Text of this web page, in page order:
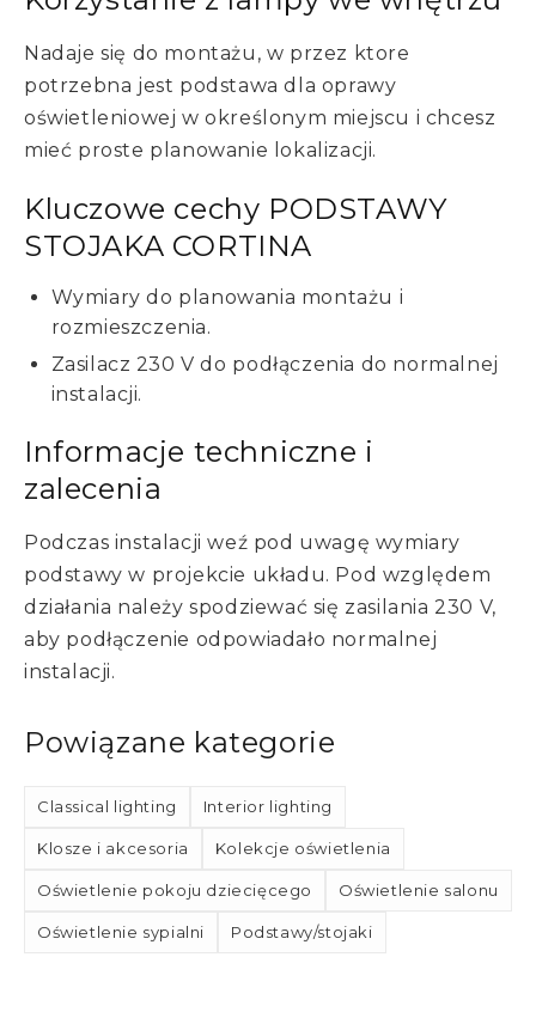
Nadaje się do montażu, w przez ktore
potrzebna jest podstawa dla oprawy
oświetleniowej w określonym miejscu i chcesz
mieć proste planowanie lokalizacji.
Kluczowe cechy PODSTAWY
STOJAKA CORTINA
Wymiary do planowania montażu i
rozmieszczenia.
Zasilacz 230 V do podłączenia do normalnej
instalacji.
Informacje techniczne i
zalecenia
Podczas instalacji weź pod uwagę wymiary
podstawy w projekcie układu. Pod względem
działania należy spodziewać się zasilania 230 V,
aby podłączenie odpowiadało normalnej
instalacji.
Powiązane kategorie
Classical lighting Interior lighting
Klosze i akcesoria Kolekcje oświetlenia
Oświetlenie pokoju dziecięcego Oświetlenie salonu
Oświetlenie sypialni Podstawy/stojaki